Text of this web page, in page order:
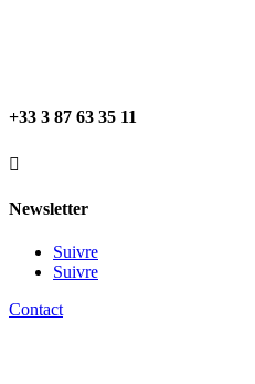
+33 3 87 63 35 11

Newsletter
Suivre
Suivre
Contact